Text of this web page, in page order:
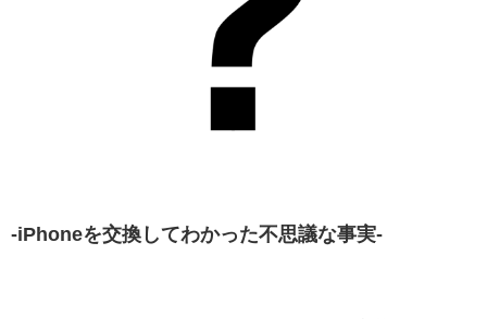
‐iPhoneを交換してわかった不思議な事実‐